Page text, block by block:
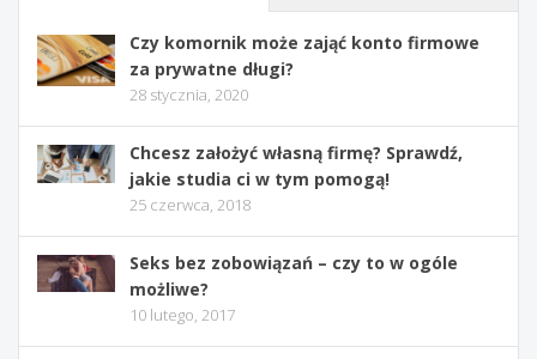
Czy komornik może zająć konto firmowe
za prywatne długi?
28 stycznia, 2020
Chcesz założyć własną firmę? Sprawdź,
jakie studia ci w tym pomogą!
25 czerwca, 2018
Seks bez zobowiązań – czy to w ogóle
możliwe?
10 lutego, 2017